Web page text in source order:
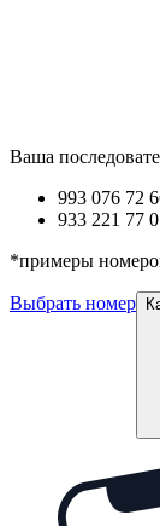
Ваша
993 076 72
933 221 77
*примеры
Выбрать номер